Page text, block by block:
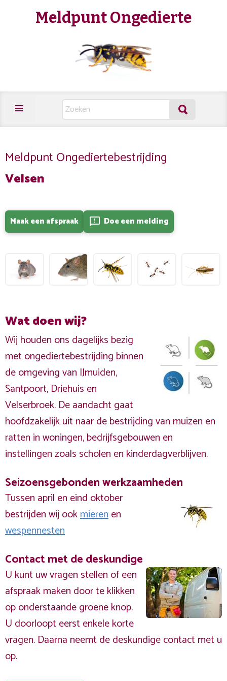
Meldpunt Ongedierte
Meldpunt Ongediertebestrijding
Velsen
Maak een afspraak feedback Doe een melding
Wat doen wij?
Wij houden ons dagelijks bezig
met ongediertebestrijding binnen
de omgeving van IJmuiden,
Santpoort, Driehuis en
Velserbroek. De aandacht gaat
hoofdzakelijk uit naar de bestrijding van muizen en
ratten in woningen, bedrijfsgebouwen en
instellingen zoals scholen en kinderdagverblijven.
Seizoensgebonden werkzaamheden
Tussen april en eind oktober
bestrijden wij ookmierenen
wespennesten
Contact met de deskundige
U kunt uw vragen stellen of een
afspraak maken door te klikken
op onderstaande groene knop.
U doorloopt eerst enkele korte
vragen. Daarna neemt de deskundige contact met u
op.